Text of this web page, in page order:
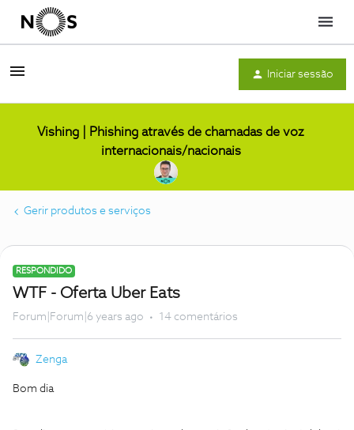
Menu
Iniciar sessão
Vishing | Phishing através de chamadas de voz
internacionais/nacionais
Gerir produtos e serviços
RESPONDIDO
WTF - Oferta Uber Eats
Forum|Forum|6 years ago 14 comentários
Zenga
Bom dia